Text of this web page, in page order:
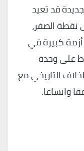
قد تعيد
نقطة الصفر،
أزمة كبيرة في
على وحدة
التاريخي مع
واتساعا.